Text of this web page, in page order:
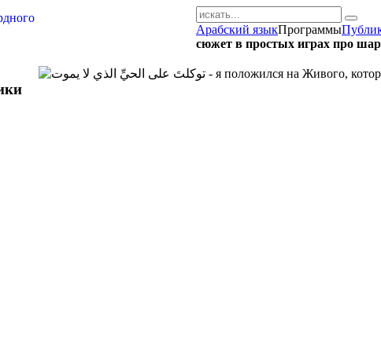
Арабский языкПрограммы
сюжет в простых играх про